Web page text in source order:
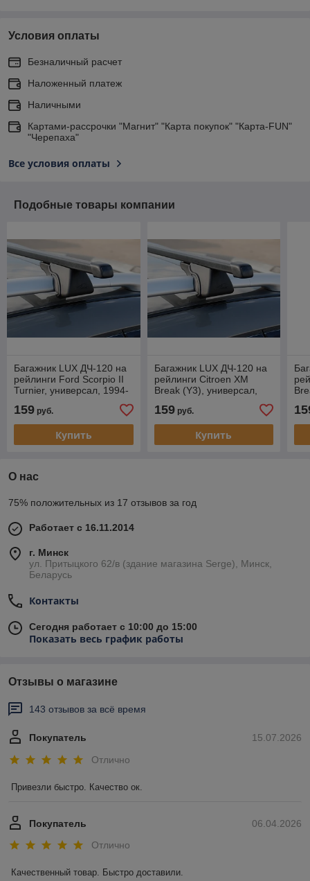
Условия оплаты
Безналичный расчет
Наложенный платеж
Наличными
Картами-рассрочки "Магнит" "Карта покупок" "Карта-FUN"
"Черепаха"
Все условия оплаты
Подобные товары компании
Багажник LUX ДЧ-120 на
рейлинги Ford Scorpio II
Turnier, универсал, 1994-
159 руб.
Купить
Багажник LUX ДЧ-120 на
рейлинги Citroen XM
Break (Y3), универсал,
159руб.
Купить
О нас
75% положительных из 17 отзывов за год
Работает с 16.11.2014
г. Минск
ул. Притыцкого 62/в (здание магазина Serge), Минск,
Беларусь
Контакты
Сегодня работает с 10:00 до 15:00
Показать весь график работы
Отзывы о магазине
143 отзывов за всё время
15.07.2026
Покупатель
Отлично
Привезли быстро. Качество ок.
06.04.2026
Покупатель
Отлично
Качественный товар. Быстро доставили.